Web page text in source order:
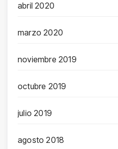
abril 2020
marzo 2020
noviembre 2019
octubre 2019
julio 2019
agosto 2018